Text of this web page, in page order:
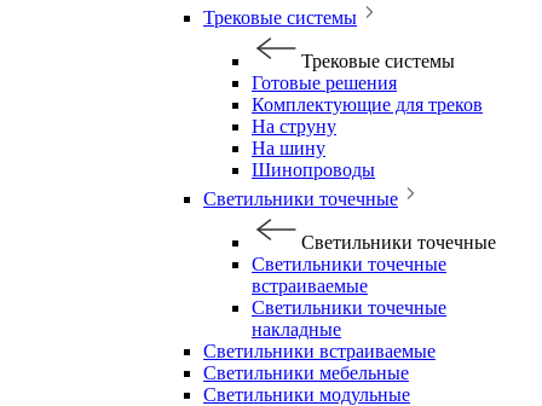
Трековые системы
Трековые системы
Готовые решения
Комплектующие для треков
На струну
На шину
Шинопроводы
Светильники точечные
Светильники точечные
Светильники точечные
встраиваемые
Светильники точечные
накладные
Светильники встраиваемые
Светильники мебельные
Светильники модульные